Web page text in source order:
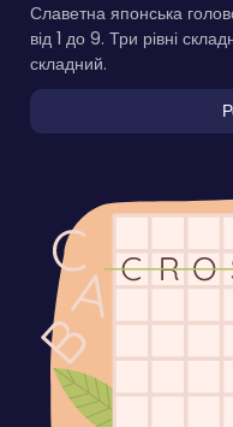
Славетна японська
від 1 до 9. Три рівні
складний.